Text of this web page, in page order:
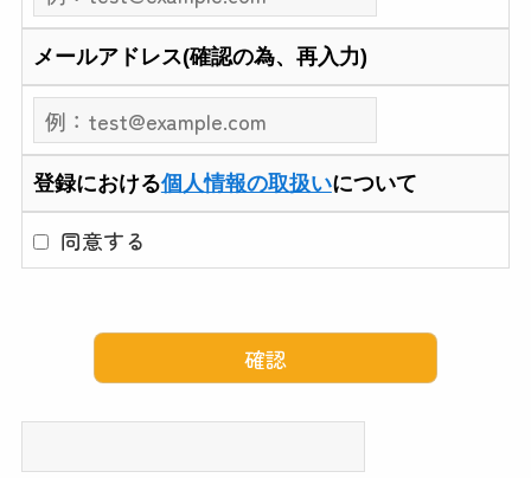
メールアドレス(確認の為、再入力)
登録における個人情報の取扱いについて
同意する